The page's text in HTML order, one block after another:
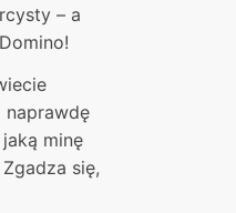
– a
naprawdę
minę
się,